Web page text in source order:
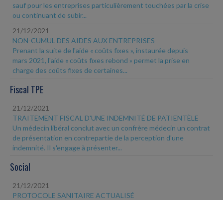
sauf pour les entreprises particulièrement touchées par la crise
ou continuant de subir...
21/12/2021
NON-CUMUL DES AIDES AUX ENTREPRISES
Prenant la suite de l'aide « coûts fixes », instaurée depuis
mars 2021, l'aide « coûts fixes rebond » permet la prise en
charge des coûts fixes de certaines...
Fiscal TPE
21/12/2021
TRAITEMENT FISCAL D'UNE INDEMNITÉ DE PATIENTÈLE
Un médecin libéral conclut avec un confrère médecin un contrat
de présentation en contrepartie de la perception d'une
indemnité. Il s'engage à présenter...
Social
21/12/2021
PROTOCOLE SANITAIRE ACTUALISÉ